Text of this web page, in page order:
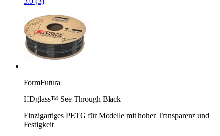
FormFutura
HDglass™ See Through Black
Einzigartiges PETG für Modelle mit hoher Transparenz und
Festigkeit